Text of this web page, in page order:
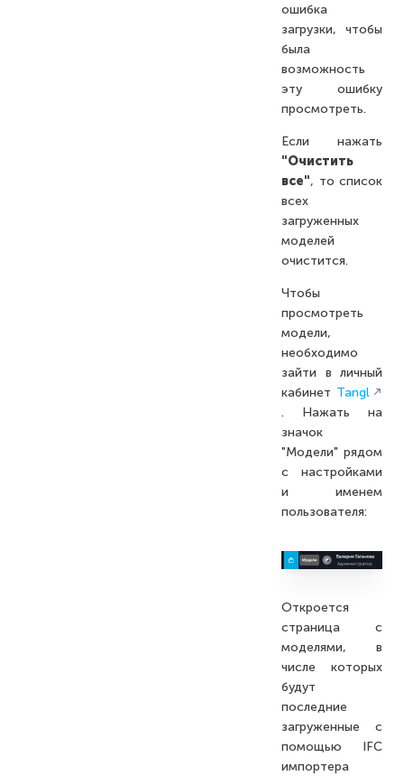
ошибка
загрузки, чтобы
была
возможность
эту ошибку
просмотреть.
Если нажать
"Очистить
все", то список
всех
загруженных
моделей
очистится.
Чтобы
просмотреть
модели,
необходимо
зайти в личный
кабинет Tangl
. Нажать на
значок
"Модели" рядом
с настройками
и именем
пользователя:
Откроется
страница с
моделями, в
числе которых
будут
последние
загруженные с
помощью IFC
импортера